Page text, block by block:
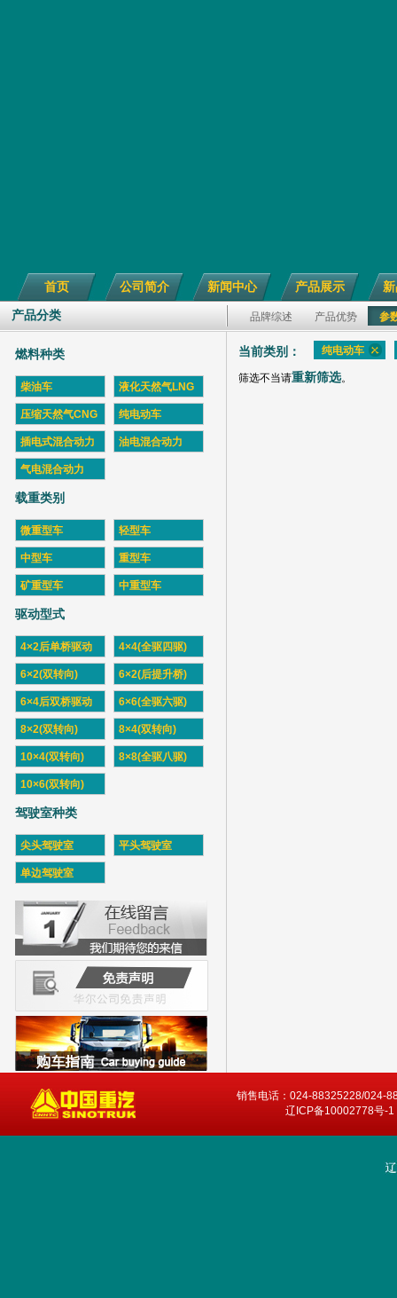
首页 公司简介 新闻中心 产品展示
产品分类 品牌综述 产品优势 参
燃料种类
柴油车 液化天然气LNG
压缩天然气CNG 纯电动车
插电式混合动力 油电混合动力
气电混合动力
载重类别
微重型车 轻型车
中型车 重型车
矿重型车 中重型车
驱动型式
4×2后单桥驱动 4×4(全驱四驱)
6×2(双转向) 6×2(后提升桥)
6×4后双桥驱动 6×6(全驱六驱)
8×2(双转向) 8×4(双转向)
10×4(双转向) 8×8(全驱八驱)
10×6(双转向)
驾驶室种类
尖头驾驶室 平头驾驶室
单边驾驶室
当前类别： 纯电动车
筛选不当请重新筛选。
销售电话：024-88325228/024-
辽ICP备10002778号-1